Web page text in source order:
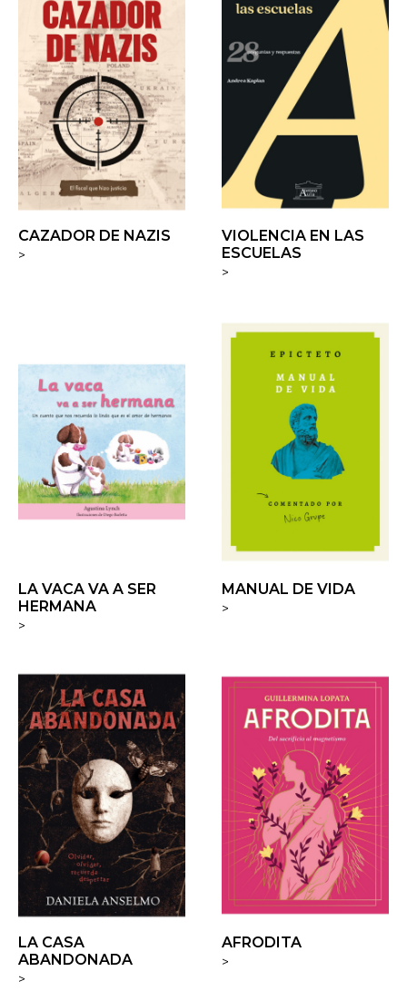
CAZADOR DE NAZIS
>
VIOLENCIA EN LAS
ESCUELAS
>
LA VACA VA A SER
HERMANA
>
MANUAL DE VIDA
>
LA CASA
ABANDONADA
>
AFRODITA
>